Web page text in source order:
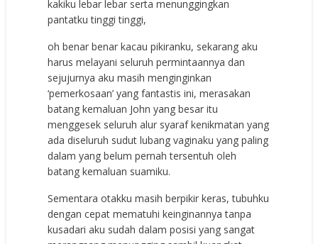
kakiku lebar lebar serta menunggingkan
pantatku tinggi tinggi,
oh benar benar kacau pikiranku, sekarang aku
harus melayani seluruh permintaannya dan
sejujurnya aku masih menginginkan
‘pemerkosaan’ yang fantastis ini, merasakan
batang kemaluan John yang besar itu
menggesek seluruh alur syaraf kenikmatan yang
ada diseluruh sudut lubang vaginaku yang paling
dalam yang belum pernah tersentuh oleh
batang kemaluan suamiku.
Sementara otakku masih berpikir keras, tubuhku
dengan cepat mematuhi keinginannya tanpa
kusadari aku sudah dalam posisi yang sangat